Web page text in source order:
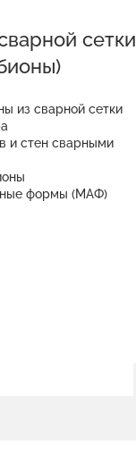
сетки
из сварной сетки
и стен сварными
формы (МАФ)